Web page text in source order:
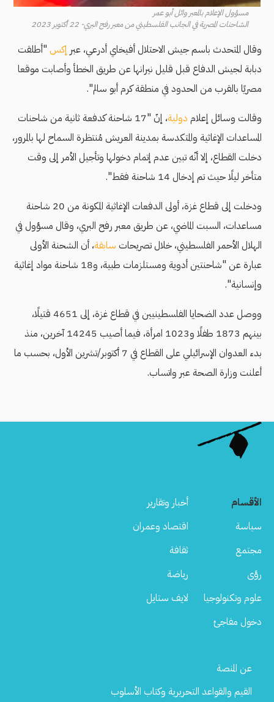
مسؤول الإعلام بالمعبر وائل أبو عمر
الشاحنات المصرية في الجانب الفلسطيني من معبر رفح البري- 22 أكتوبر 2023
وقال المتحدث باسم جيش الاحتلال أفيخاي أدرعي، عبر إكس "أطلقت
دبابة لجيش الدفاع قبل قليل نيرانها عن طريق الخطأ وأصابت موقعا
مصريًا بالقرب من الحدود في منطقة كرم أبو سالم".
وقالت وسائل إعلام دولية
، إنّ "17 شاحنة كدفعة ثانية من شاحنات
المساعدات الإغاثية والمتكدسة بمدينة العريش مُنتظرة السماح لها بالمرور،
دخلت القطاع، إلا أنّه تبين عدم إتمام دخولها وتأجيل الأمر إلى وقت
متأخر ليلًا حيث تم إدخال 14 شاحنة فقط".
ودخلت إلى قطاع غزة، أولى الدفعات الإغاثية المكونة من 20 شاحنة
مساعدات، السبت الماضي، عن طريق معبر رفح البري، وقال مسؤول في
الهلال الأحمر الفلسطيني، خلال تصريحات سابقة، أن الشحنة الأولى
عبارة عن "شاحنتين أدوية ومستلزمات طبية، و18 شاحنة مواد إغاثية
وإنسانية".
ووصل عدد الضحايا الفلسطينيين في قطاع غزة، إلى 4651 قتيلًا،
بينهم 1873 طفلًا و1023 امرأة، فيما أصيب 14245 آخرين، منذ
بدء العدوان الإسرائيلي على القطاع في 7 أكتوبر/تشرين الأول، بحسب ما
أعلنت وزارة الصحة عبر واتساب.
الأقسام
أخبار وتقارير
سياسة
اقتصاد وعمران
مجتمع
ثقافة
رؤى
رياضة
علوم وتكنولوجيا
لايف ستايل
دخول مفاجئ
Footer
عن المنصة
القيم والقواعد التحريرية وكتاب الأسلوب